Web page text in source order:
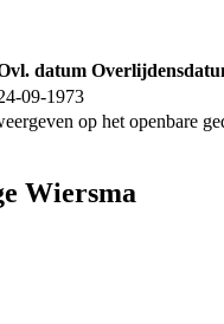
datum
09-1973
op het openbare
Wiersma